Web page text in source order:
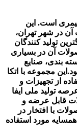
است. این
آن در شهر تهران،
تولید کنندگان
آن در بسیاری
بندی، صنایع
این مجموعه با اتکا
از تجهیزات و
تولید ملی ایفا
قابل عرضه و
با افتخار در
مورد استفاده